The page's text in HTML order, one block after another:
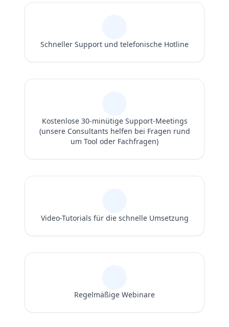
Schneller Support und telefonische Hotline
Kostenlose 30-minütige Support-Meetings
(unsere Consultants helfen bei Fragen rund
um Tool oder Fachfragen)
Video-Tutorials für die schnelle Umsetzung
Regelmäßige Webinare